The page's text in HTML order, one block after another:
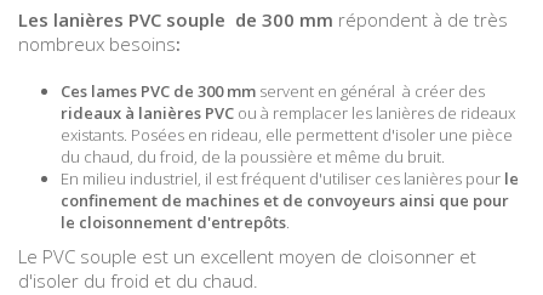
Les lanières PVC souple de 300 mm répondent à de très
nombreux besoins:
Ces lames PVC de 300 mm servent en général à créer des
rideaux à lanières PVC ou à remplacer les lanières de rideaux
existants. Posées en rideau, elle permettent d'isoler une pièce
du chaud, du froid, de la poussière et même du bruit.
En milieu industriel, il est fréquent d'utiliser ces lanières pour le
confinement de machines et de convoyeurs ainsi que pour
le cloisonnement d'entrepôts.
Le PVC souple est un excellent moyen de cloisonner et
d'isoler du froid et du chaud.